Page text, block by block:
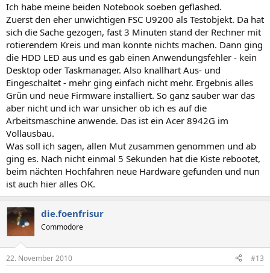
Ich habe meine beiden Notebook soeben geflashed.
Zuerst den eher unwichtigen FSC U9200 als Testobjekt. Da hat
sich die Sache gezogen, fast 3 Minuten stand der Rechner mit
rotierendem Kreis und man konnte nichts machen. Dann ging
die HDD LED aus und es gab einen Anwendungsfehler - kein
Desktop oder Taskmanager. Also knallhart Aus- und
Eingeschaltet - mehr ging einfach nicht mehr. Ergebnis alles
Grün und neue Firmware installiert. So ganz sauber war das
aber nicht und ich war unsicher ob ich es auf die
Arbeitsmaschine anwende. Das ist ein Acer 8942G im
Vollausbau.
Was soll ich sagen, allen Mut zusammen genommen und ab
ging es. Nach nicht einmal 5 Sekunden hat die Kiste rebootet,
beim nächten Hochfahren neue Hardware gefunden und nun
ist auch hier alles OK.
die.foenfrisur
Commodore
22. November 2010 #13